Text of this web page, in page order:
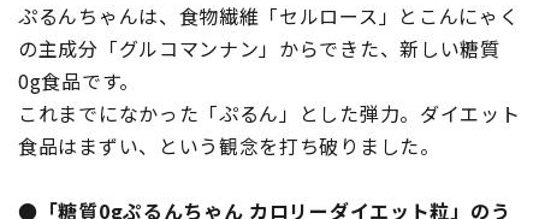
ぷるんちゃんは、食物繊維「セルロース」とこんにゃく
の主成分「グルコマンナン」からできた、新しい糖質
0g食品です。
これまでになかった「ぷるん」とした弾力。ダイエット
食品はまずい、という観念を打ち破りました。
●「糖質0gぷるんちゃん カロリーダイエット粒」のう